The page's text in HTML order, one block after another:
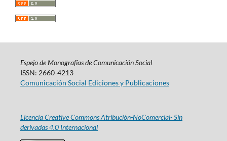
Espejo de Monografías de Comunicación Social
ISSN: 2660-4213
Comunicación Social Ediciones y Publicaciones
Licencia Creative Commons Atribución-NoComercial- Sin
derivadas 4.0 Internacional